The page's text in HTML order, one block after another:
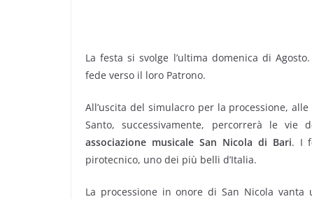
La festa si svolge l’ultima domenica di
fede verso il loro Patrono.
All’uscita del simulacro per la processione,
Santo, successivamente, percorrerà le
associazione musicale San Nicola di Bari. I
pirotecnico, uno dei più belli d’Italia.
La processione in onore di San Nicola